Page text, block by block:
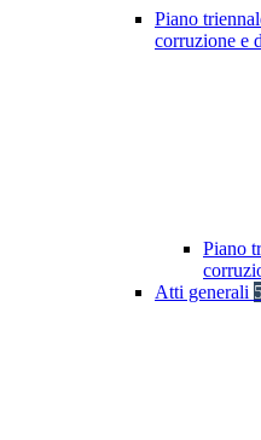
Piano
corruzione e
Piano
Atti generali